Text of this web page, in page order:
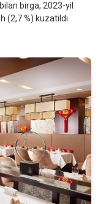
birga, 2023-yil
(2,7 %) kuzatildi.